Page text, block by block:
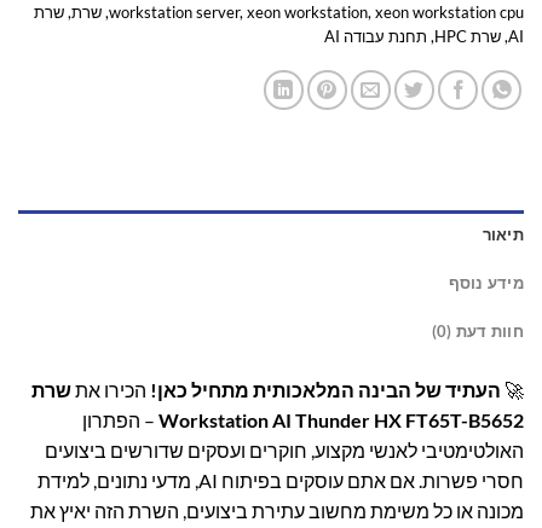
workstation server, xeon workstation, xeon workstation cpu
,שרת,שרת
AI
,שרת HPC , תחנת עבודה AI
תיאור
מידע נוסף
חוות דעת (0)
🚀 העתיד של הבינה המלאכותית מתחיל כאן! הכירו אתשרת
Workstation AI Thunder HX FT65T-B5652 – הפתרון
האולטימטיבי לאנשי מקצוע, חוקרים ועסקים שדורשים ביצועים
חסרי פשרות. אם אתם עוסקים בפיתוח AI, מדעי נתונים, למידת
מכונה או כל משימת מחשוב עתירת ביצועים, השרת הזה יאיץ את